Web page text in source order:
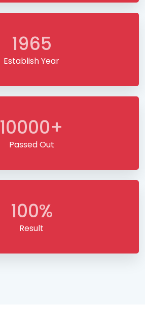
1965
Establish Year
10000+
Passed Out
100%
Result